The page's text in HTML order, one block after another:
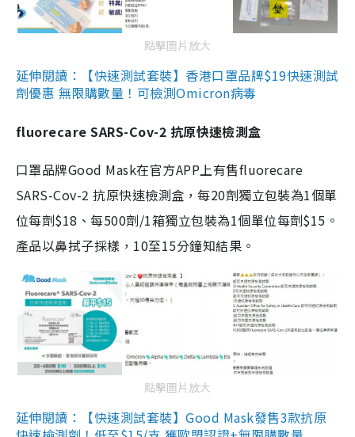
點擊圖片放大
延伸閱讀：【快速測試套裝】香港口罩品牌$19快速測試
劑優惠 無限購數量！可檢測Omicron病毒
fluorecare SARS-Cov-2 抗原快速檢測盒
口罩品牌Good Mask在官方APP上有售fluorecare
SARS-Cov-2 抗原快速檢測盒，每20劑獨立包裝為1個單
位每劑$18、每500劑/1箱獨立包裝為1個單位每劑$15。
產品以鼻拭子採樣，10至15分鐘知結果。
點擊圖片放大
延伸閱讀：【快速測試套裝】Good Mask發售3款抗原